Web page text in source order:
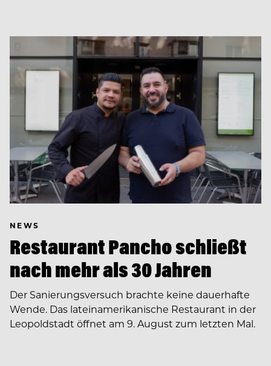
NEWS
Restaurant Pancho schließt
nach mehr als 30 Jahren
Der Sanierungsversuch brachte keine dauerhafte
Wende. Das lateinamerikanische Restaurant in der
Leopoldstadt öffnet am 9. August zum letzten Mal.